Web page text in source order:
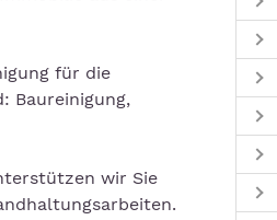
für die
Baureinigung,
wir Sie